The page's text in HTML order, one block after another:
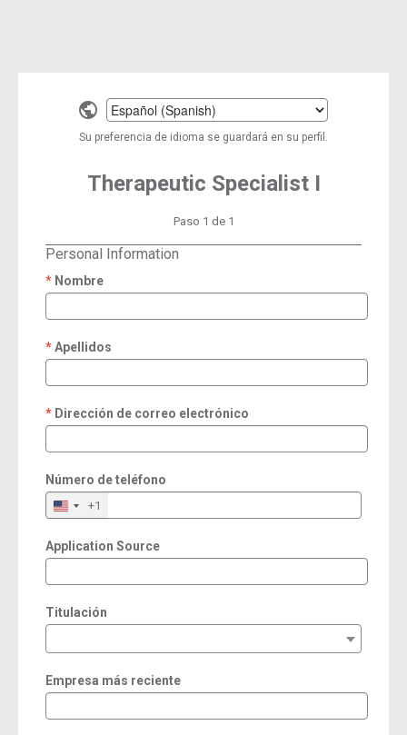
Select
a
language
Su preferencia de idioma se guardará en su perfil.
Therapeutic Specialist I
Paso 1 de 1
Personal Information
Nombre
required
Apellidos
required
Dirección de correo electrónico
required
Número de teléfono
+1
Application Source
Titulación
Empresa más reciente